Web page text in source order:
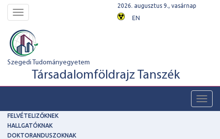
Toggle
navigation
2026. augusztus 9., vasárnap
EN
Szegedi Tudományegyetem
Társadalomföldrajz Tanszék
FELVÉTELIZŐKNEK
HALLGATÓKNAK
DOKTORANDUSZOKNAK